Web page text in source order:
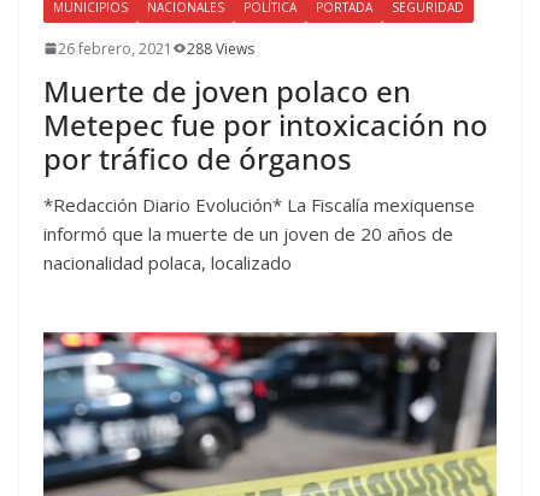
MUNICIPIOS NACIONALES POLÍTICA PORTADA SEGURIDAD
26 febrero, 2021 288 Views
Muerte de joven polaco en
Metepec fue por intoxicación no
por tráfico de órganos
*Redacción Diario Evolución* La Fiscalía mexiquense
informó que la muerte de un joven de 20 años de
nacionalidad polaca, localizado